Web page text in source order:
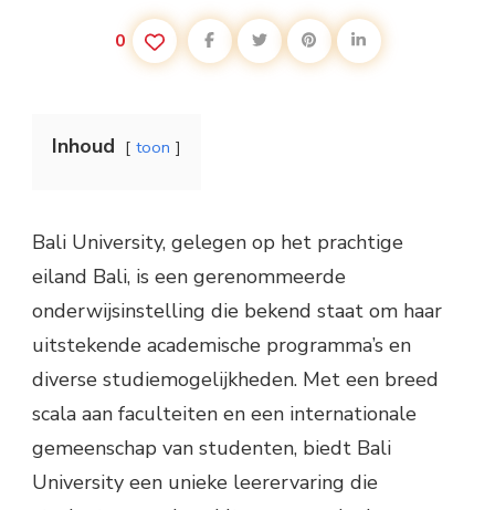
0
Inhoud toon
Bali University, gelegen op het prachtige
eiland Bali, is een gerenommeerde
onderwijsinstelling die bekend staat om haar
uitstekende academische programma’s en
diverse studiemogelijkheden. Met een breed
scala aan faculteiten en een internationale
gemeenschap van studenten, biedt Bali
University een unieke leerervaring die